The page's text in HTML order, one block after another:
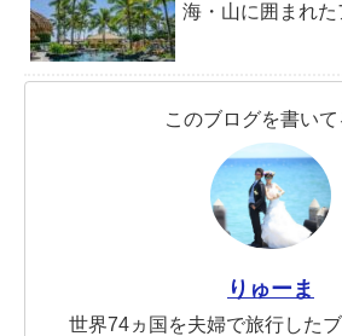
海・山に囲まれ
このブログを書いて
りゅーま
世界74ヵ国を夫婦で旅行したブ